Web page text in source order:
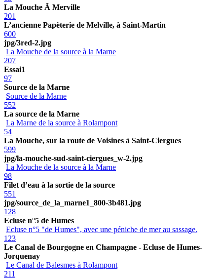
La Mouche Ã Merville
201
L’ancienne Papèterie de Melville, à Saint-Martin
600
jpg/3red-2.jpg
La Mouche de la source à la Marne
207
Essai1
97
Source de la Marne
Source de la Marne
552
La source de la Marne
La Marne de la source à Rolampont
54
La Mouche, sur la route de Voisines à Saint-Ciergues
599
jpg/la-mouche-sud-saint-ciergues_w-2.jpg
La Mouche de la source à la Marne
98
Filet d’eau à la sortie de la source
551
jpg/source_de_la_marne1_800-3b481.jpg
128
Ecluse n°5 de Humes
Ecluse n°5 "de Humes", avec une péniche de mer au sassage.
123
Le Canal de Bourgogne en Champagne - Ecluse de Humes-
Jorquenay
Le Canal de Balesmes à Rolampont
211